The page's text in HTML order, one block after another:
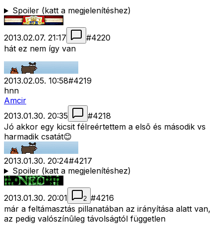
Spoiler (katt a megjelenítéshez)
2013.02.07. 21:17 #4220
hát ez nem így van
2013.02.05. 10:58#4219
hnn
Amcir
2013.01.30. 20:35
#4218
Jó akkor egy kicsit félreértettem a elsõ és második vs
harmadik csatát😊
2013.01.30. 20:24#4217
Spoiler (katt a megjelenítéshez)
2013.01.30. 20:01 2 #4216
már a feltámasztás pillanatában az irányítása alatt van,
az pedig valószínûleg távolságtól független